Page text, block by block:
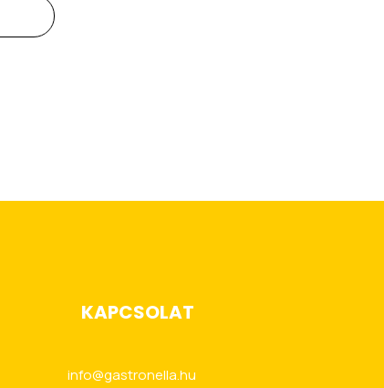
KAPCSOLAT
info@gastronella.hu